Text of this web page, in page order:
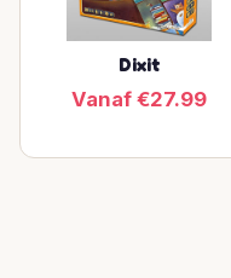
Dixit
Vanaf €27.99